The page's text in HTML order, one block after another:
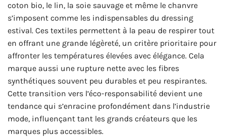
coton bio, le lin, la soie sauvage et même le chanvre
s’imposent comme les indispensables du dressing
estival. Ces textiles permettent à la peau de respirer tout
en offrant une grande légèreté, un critère prioritaire pour
affronter les températures élevées avec élégance. Cela
marque aussi une rupture nette avec les fibres
synthétiques souvent peu durables et peu respirantes.
Cette transition vers l’éco-responsabilité devient une
tendance qui s’enracine profondément dans l’industrie
mode, influençant tant les grands créateurs que les
marques plus accessibles.